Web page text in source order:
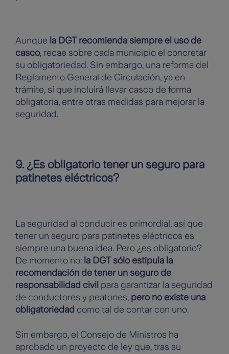
Aunque la DGT recomienda siempre el uso de
casco, recae sobre cada municipio el concretar
su obligatoriedad. Sin embargo, una reforma del
Reglamento General de Circulación, ya en
trámite, sí que incluirá llevar casco de forma
obligatoria, entre otras medidas para mejorar la
seguridad.
9. ¿Es obligatorio tener un seguro para
patinetes eléctricos?
La seguridad al conducir es primordial, así que
tener un seguro para patinetes eléctricos es
siempre una buena idea. Pero ¿es obligatorio?
De momento no: la DGT sólo estipula la
recomendación de tener un seguro de
responsabilidad civil para garantizar la seguridad
de conductores y peatones, pero no existe una
obligatoriedad como tal de contar con uno.
Sin embargo, el Consejo de Ministros ha
aprobado un proyecto de ley que, tras su